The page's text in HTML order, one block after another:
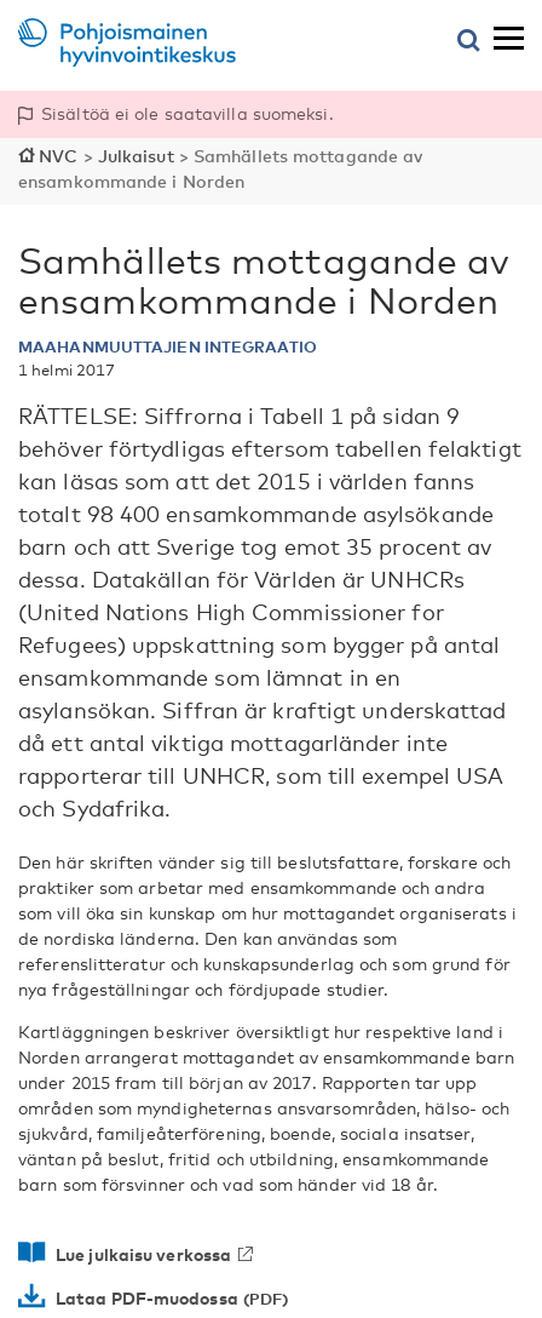
Sisältöä ei ole saatavilla suomeksi.
NVC > Julkaisut> Samhällets mottagande av
ensamkommande i Norden
Samhällets mottagande av
ensamkommande i Norden
MAAHANMUUTTAJIEN INTEGRAATIO
1 helmi 2017
RÄTTELSE: Siffrorna i Tabell 1 på sidan 9
behöver förtydligas eftersom tabellen felaktigt
kan läsas som att det 2015 i världen fanns
totalt 98 400 ensamkommande asylsökande
barn och att Sverige tog emot 35 procent av
dessa. Datakällan för Världen är UNHCRs
(United Nations High Commissioner for
Refugees) uppskattning som bygger på antal
ensamkommande som lämnat in en
asylansökan. Siffran är kraftigt underskattad
då ett antal viktiga mottagarländer inte
rapporterar till UNHCR, som till exempel USA
och Sydafrika.
Den här skriften vänder sig till beslutsfattare, forskare och
praktiker som arbetar med ensamkommande och andra
som vill öka sin kunskap om hur mottagandet organiserats i
de nordiska länderna. Den kan användas som
referenslitteratur och kunskapsunderlag och som grund för
nya frågeställningar och fördjupade studier.
Kartläggningen beskriver översiktligt hur respektive land i
Norden arrangerat mottagandet av ensamkommande barn
under 2015 fram till början av 2017. Rapporten tar upp
områden som myndigheternas ansvarsområden, hälso- och
sjukvård, familjeåterförening, boende, sociala insatser,
väntan på beslut, fritid och utbildning, ensamkommande
barn som försvinner och vad som händer vid 18 år.
Lue julkaisu verkossa
Lataa PDF-muodossa